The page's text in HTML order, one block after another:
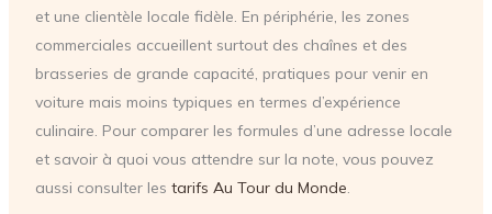
et une clientèle locale fidèle. En périphérie, les zones
commerciales accueillent surtout des chaînes et des
brasseries de grande capacité, pratiques pour venir en
voiture mais moins typiques en termes d’expérience
culinaire. Pour comparer les formules d’une adresse locale
et savoir à quoi vous attendre sur la note, vous pouvez
aussi consulter les tarifs Au Tour du Monde.